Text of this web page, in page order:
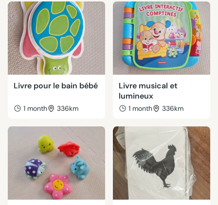
Livre pour le bain bébé
1 month 336km
Livre musical et
lumineux
1 month 336km